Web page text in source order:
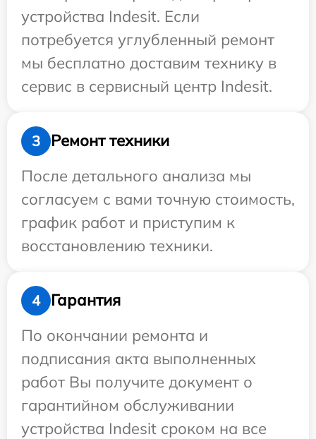
устройства Indesit. Если
потребуется углубленный ремонт
мы бесплатно доставим технику в
сервис в сервисный центр Indesit.
3
Ремонт техники
После детального анализа мы
согласуем с вами точную стоимость,
график работ и приступим к
восстановлению техники.
4
Гарантия
По окончании ремонта и
подписания акта выполненных
работ Вы получите документ о
гарантийном обслуживании
устройства Indesit сроком на все